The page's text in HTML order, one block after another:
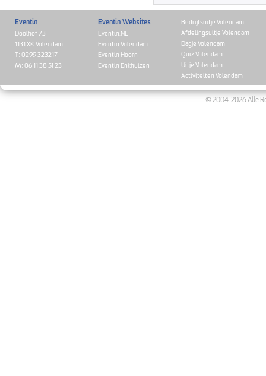
Eventin
Doolhof 73
1131 XK Volendam
T: 0299 323217
M: 06 11 38 51 23
Eventin Websites
Eventin.NL
Eventin Volendam
Eventin Hoorn
Eventin Enkhuizen
Bedrijfsuitje Volendam
Afdelingsuitje Volendam
Dagje Volendam
Quiz Volendam
Uitje Volendam
Activiteiten Volendam
© 2004-2026 Alle